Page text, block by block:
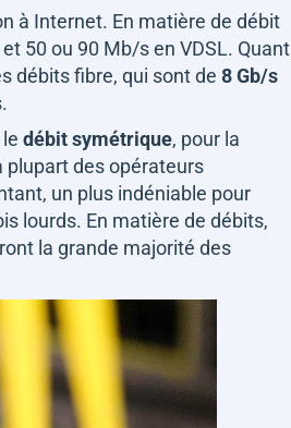
à Internet. En matière de débit
50 ou 90 Mb/s en VDSL. Quant
débits fibre, qui sont de 8 Gb/s
débit symétrique, pour la
des opérateurs
un plus indéniable pour
lourds. En matière de débits,
la grande majorité des